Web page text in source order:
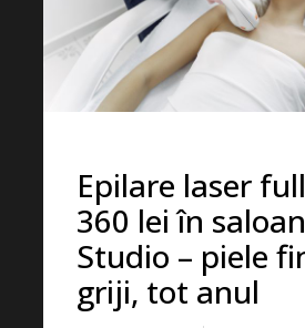
Epilare laser
360 lei în
Studio – piele
griji, tot anul